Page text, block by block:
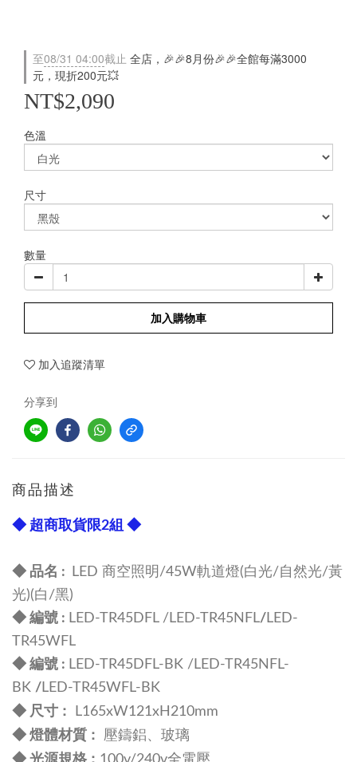
至08/31 04:00截止 全店，🎉🎉8月份🎉🎉全館每滿3000
元，現折200元💥
NT$2,090
色溫
尺寸
數量
加入購物車
加入追蹤清單
分享到
商品描述
◆ 超商取貨限2組 ◆
◆ 品名 :
LED 商空照明/45W軌道燈(白光/自然光/黃
光)(白/黑)
◆ 編號 : LED-TR45DFL / LED-TR45NFL/LED-
TR45WFL
◆ 編號 : LED-TR45DFL-BK / LED-TR45NFL-
BK /LED-TR45WFL-BK
◆ 尺寸 : L165xW121xH210mm
◆ 燈體材質 : 壓鑄鋁、玻璃